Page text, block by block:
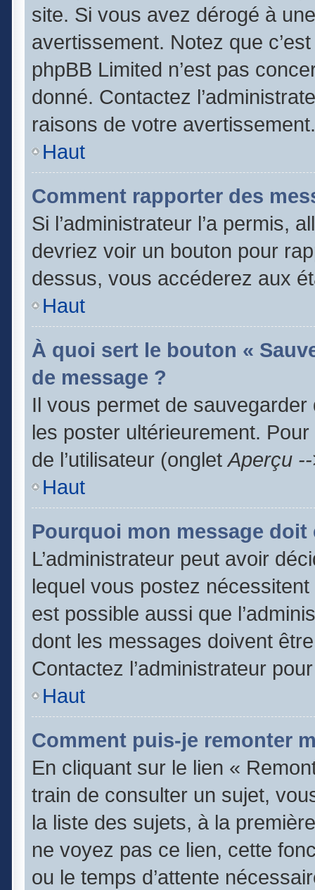
site. Si vous avez dérogé à
avertissement. Notez que
phpBB Limited n’est pas
donné. Contactez
raisons de votre avertissement.
Haut
Comment rapporter des
Si l’administrateur l’a permis,
devriez voir un bouton pour
dessus, vous accéderez aux
Haut
À quoi sert le bouton «
de message ?
Il vous permet de
les poster ultérieurement.
de l’utilisateur (ongletAperçu
Haut
Pourquoi mon message doit
L’administrateur peut avoir
lequel vous postez nécessitent
est possible aussi que
dont les messages doivent
Contactez l’administrateur
Haut
Comment puis-je remonter
En cliquant sur le lien «
train de consulter un sujet,
la liste des sujets, à la
ne voyez pas ce lien, cette
ou le temps d’attente